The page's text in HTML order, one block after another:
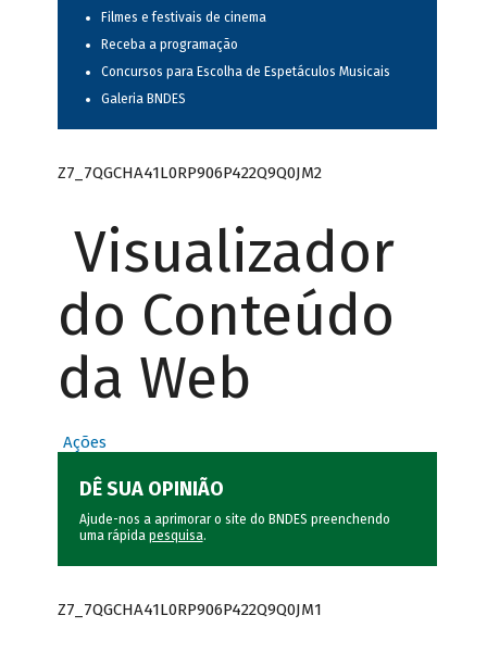
Filmes e festivais de cinema
Receba a programação
Concursos para Escolha de Espetáculos Musicais
Galeria BNDES
Z7_7QGCHA41L0RP906P422Q9Q0JM2
Visualizador
do Conteúdo
da Web
Ações
DÊ SUA OPINIÃO
Ajude-nos a aprimorar o site do BNDES preenchendo
uma rápida pesquisa.
Z7_7QGCHA41L0RP906P422Q9Q0JM1